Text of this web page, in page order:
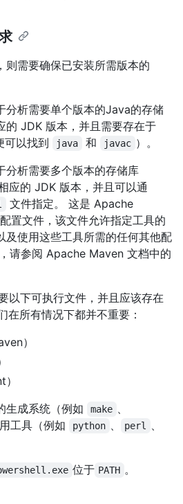
则需要确保已安装所需版本的
分析需要单个版本的Java的存储
的 JDK 版本，并且需要存在于
可以找到
java 和 javac ）。
分析需要多个版本的存储库
应的 JDK 版本，并且可以通
文件指定。 这是 Apache
置文件，该文件允许指定工具的
及使用这些工具所需的任何其他配
请参阅 Apache Maven 文档中的
以下可执行文件，并且应该存在
在所有情况下都并不重要：
）
生成系统（例如
make
工具（例如 python perl
位于 PATH 。